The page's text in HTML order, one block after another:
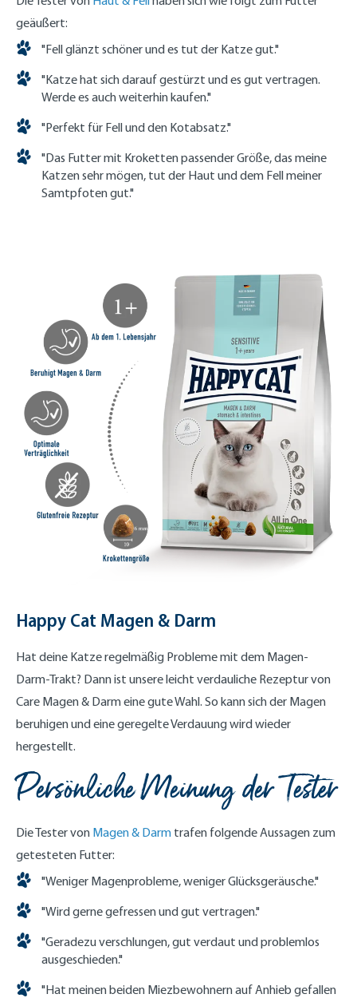
geäußert:
"Fell glänzt schöner und es tut der Katze gut."
"Katze hat sich darauf gestürzt und es gut vertragen.
Werde es auch weiterhin kaufen."
"Perfekt für Fell und den Kotabsatz."
"Das Futter mit Kroketten passender Größe, das meine
Katzen sehr mögen, tut der Haut und dem Fell meiner
Samtpfoten gut."
Happy Cat Magen & Darm
Hat deine Katze regelmäßig Probleme mit dem Magen-
Darm-Trakt? Dann ist unsere leicht verdauliche Rezeptur von
Care Magen & Darm eine gute Wahl. So kann sich der Magen
beruhigen und eine geregelte Verdauung wird wieder
hergestellt.
Persönliche Meinung der Tester
Die Tester von Magen & Darm trafen folgende Aussagen zum
getesteten Futter:
"Weniger Magenprobleme, weniger Glücksgeräusche."
"Wird gerne gefressen und gut vertragen."
"Geradezu verschlungen, gut verdaut und problemlos
ausgeschieden."
"Hat meinen beiden Miezbewohnern auf Anhieb gefallen